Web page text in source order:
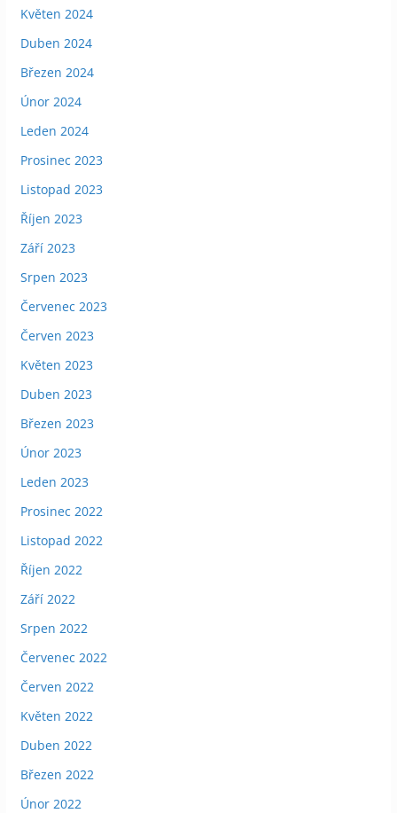
Květen 2024
Duben 2024
Březen 2024
Únor 2024
Leden 2024
Prosinec 2023
Listopad 2023
Říjen 2023
Září 2023
Srpen 2023
Červenec 2023
Červen 2023
Květen 2023
Duben 2023
Březen 2023
Únor 2023
Leden 2023
Prosinec 2022
Listopad 2022
Říjen 2022
Září 2022
Srpen 2022
Červenec 2022
Červen 2022
Květen 2022
Duben 2022
Březen 2022
Únor 2022